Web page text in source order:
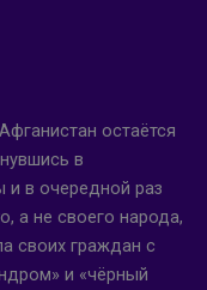
остаётся
в
и в очередной раз
а не своего народа,
своих граждан с
и «чёрный